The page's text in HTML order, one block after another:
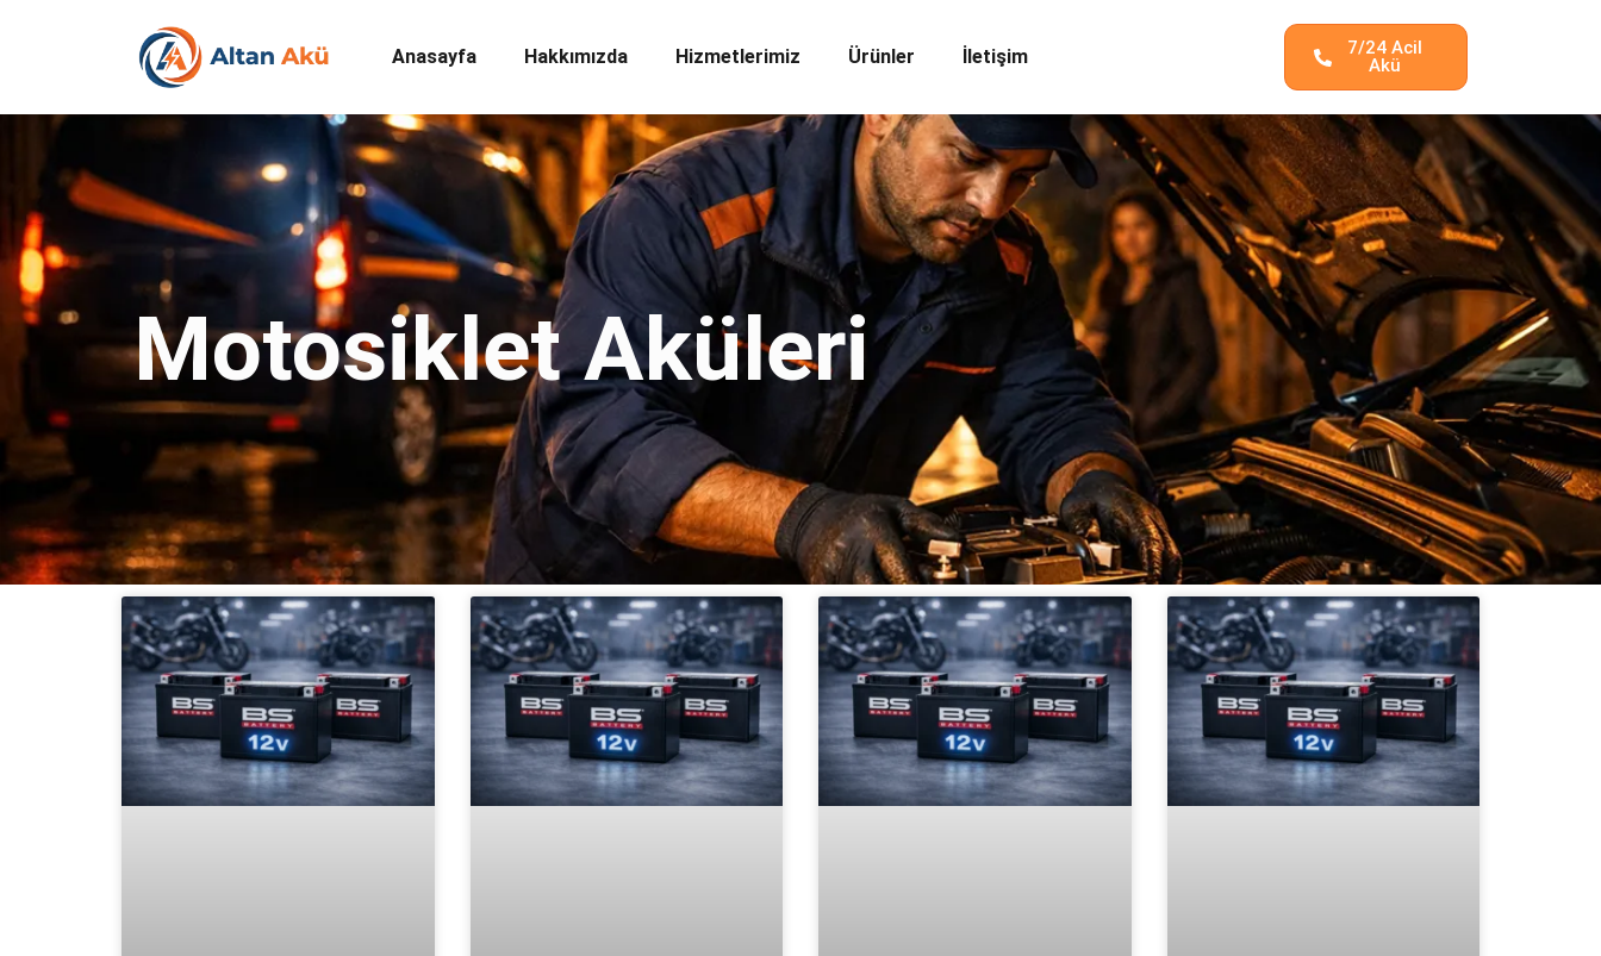
Anasayfa Hakkımızda Hizmetlerimiz Ürünler İletişim
7/24 Acil
Akü
Motosiklet Aküleri